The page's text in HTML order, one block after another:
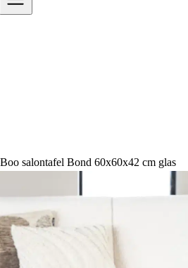
salontafel Bond 60x60x42 cm glas